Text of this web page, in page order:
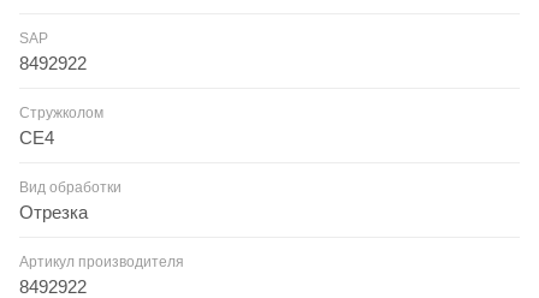
SAP
8492922
Стружколом
CE4
Вид обработки
Отрезка
Артикул производителя
8492922